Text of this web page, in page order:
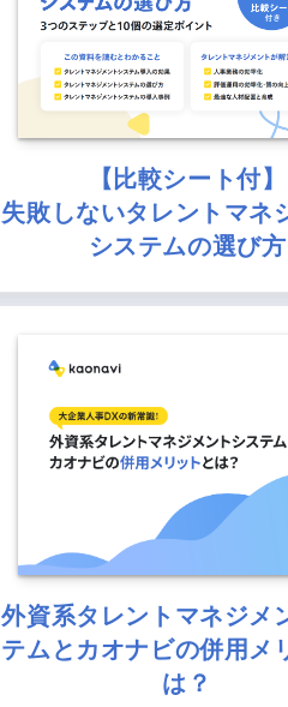
【比較シート付】
失敗しないタレントマネ
システムの選び方
外資系タレントマネジメ
テムとカオナビの併用メ
は？